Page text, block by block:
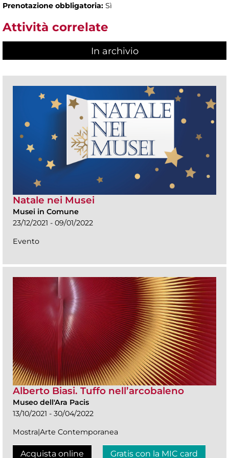
Prenotazione obbligatoria: Sì
Attività correlate
In archivio
Natale nei Musei
Musei in Comune
23/12/2021 - 09/01/2022
Evento
Alberto Biasi. Tuffo nell’arcobaleno
Museo dell'Ara Pacis
13/10/2021 - 30/04/2022
Mostra|Arte Contemporanea
Acquista online Gratis con la MIC card